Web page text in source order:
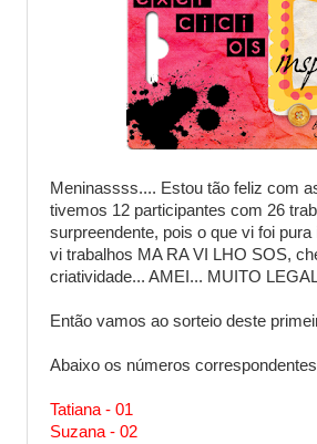
Meninassss.... Estou tão feliz com
tivemos 12 participantes com 26
surpreendente, pois o que vi foi
vi trabalhos MA RA VI LHO SOS,
criatividade... AMEI... MUITO
Então vamos ao sorteio deste
Abaixo os números
Tatiana - 01
Suzana - 02